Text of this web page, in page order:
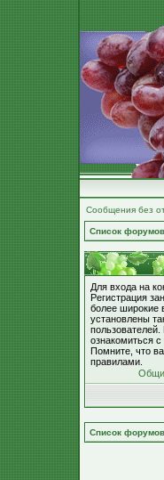
Сообщения без
Список форумов
Для входа на
Регистрация
более широкие
установлены
ознакомиться
Помните, что
правилами.
Список форумов